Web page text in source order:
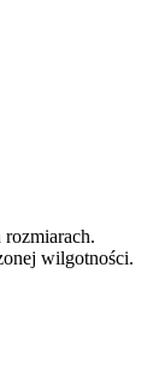
wilgotności.